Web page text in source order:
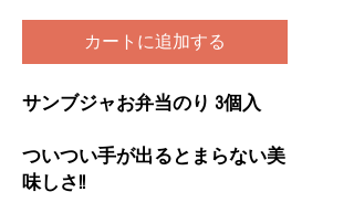
カートに追加する
サンブジャお弁当のり 3個入
ついつい手が出るとまらない美
味しさ!!